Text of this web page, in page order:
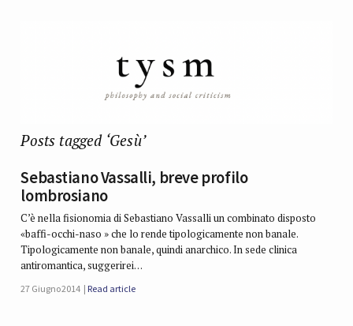
Posts tagged ‘Gesù’
Sebastiano Vassalli, breve profilo
lombrosiano
C’è nella fisionomia di Sebastiano Vassalli un combinato disposto
«baffi-occhi-naso » che lo rende tipologicamente non banale.
Tipologicamente non banale, quindi anarchico. In sede clinica
antiromantica, suggerirei…
27 Giugno 2014 Read article